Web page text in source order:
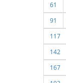
61
91
117
142
167